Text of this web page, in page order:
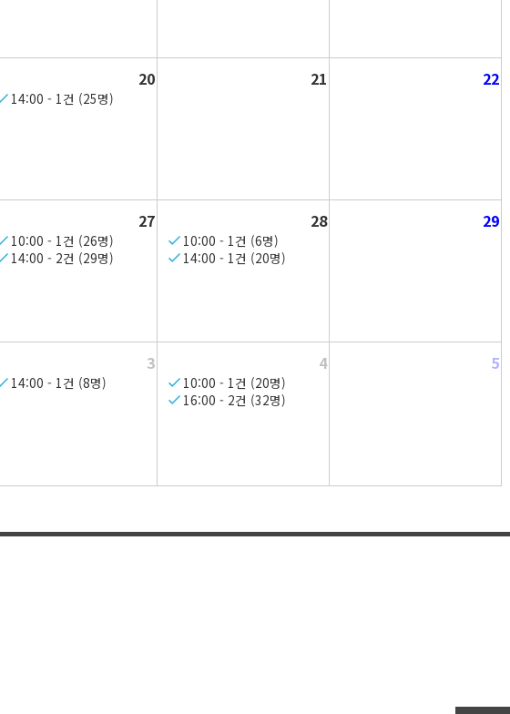
20 21 22
14:00 - 1건 (25명)
27 28 29
10:00 - 1건 (26명)
10:00 - 1건 (6명)
14:00 - 2건 (29명) 14:00 - 1건 (20명)
3 4 5
14:00 - 1건 (8명)
10:00 - 1건 (20명)
16:00 - 2건 (32명)